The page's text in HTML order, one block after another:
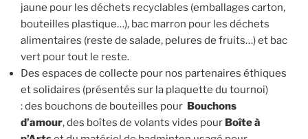
jaune pour les déchets recyclables (emballages carton,
bouteilles plastique…), bac marron pour les déchets
alimentaires (reste de salade, pelures de fruits…) et bac
vert pour tout le reste.
Des espaces de collecte pour nos partenaires éthiques
et solidaires (présentés sur la plaquette du tournoi)
: des bouchons de bouteilles pour Bouchons
d’amour,des boîtes de volants vides pour Boîte à